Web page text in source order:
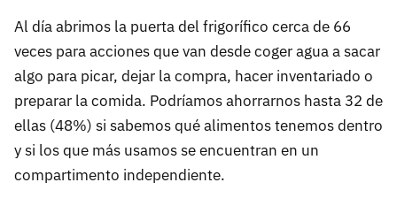
Al día abrimos la puerta del frigorífico cerca de 66
veces para acciones que van desde coger agua a sacar
algo para picar, dejar la compra, hacer inventariado o
preparar la comida. Podríamos ahorrarnos hasta 32 de
ellas (48%) si sabemos qué alimentos tenemos dentro
y si los que más usamos se encuentran en un
compartimento independiente.